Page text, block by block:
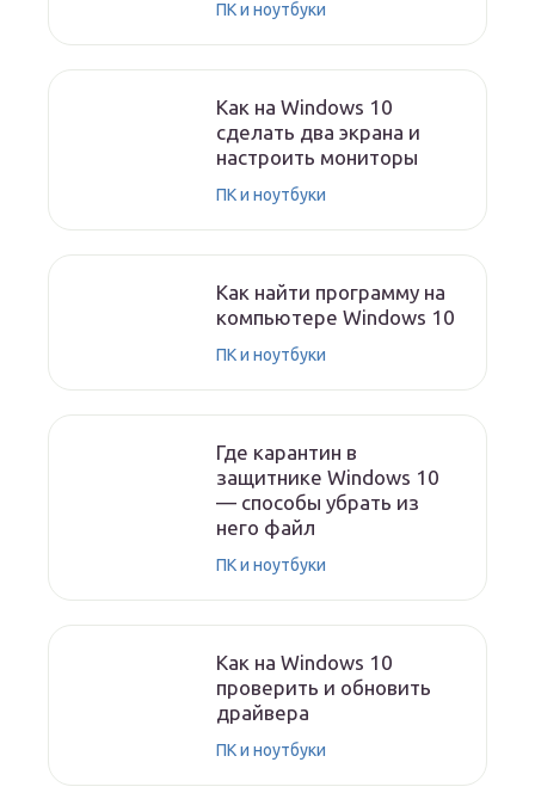
ПК и ноутбуки
Как на Windows 10
сделать два экрана и
настроить мониторы
ПК и ноутбуки
Как найти программу на
компьютере Windows 10
ПК и ноутбуки
Где карантин в
защитнике Windows 10
— способы убрать из
него файл
ПК и ноутбуки
Как на Windows 10
проверить и обновить
драйвера
ПК и ноутбуки